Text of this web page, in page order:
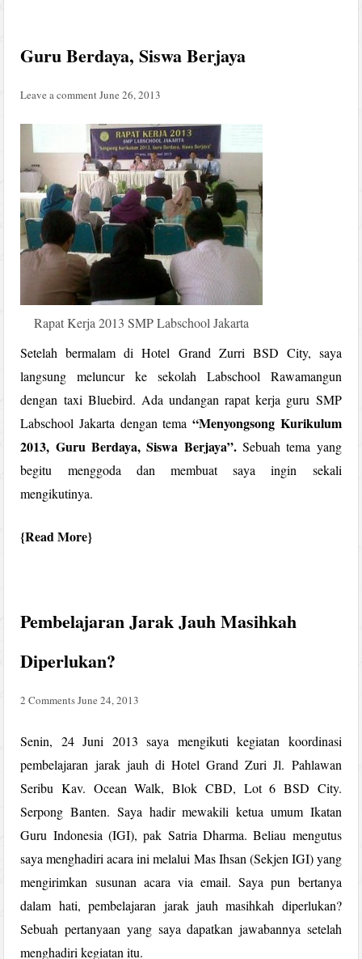
Guru Berdaya, Siswa Berjaya
Leave a comment June 26, 2013
Rapat Kerja 2013 SMP Labschool Jakarta
Setelah bermalam di Hotel Grand Zurri BSD City, saya
langsung meluncur ke sekolah Labschool Rawamangun
dengan taxi Bluebird. Ada undangan rapat kerja guru SMP
Labschool Jakarta dengan tema “Menyongsong Kurikulum
2013, Guru Berdaya, Siswa Berjaya”.Sebuah tema yang
begitu menggoda dan membuat saya ingin sekali
mengikutinya.
Read More
Pembelajaran Jarak Jauh Masihkah
Diperlukan?
2 CommentsJune 24, 2013
Senin, 24 Juni 2013 saya mengikuti kegiatan koordinasi
pembelajaran jarak jauh di Hotel Grand Zuri Jl. Pahlawan
Seribu Kav. Ocean Walk, Blok CBD, Lot 6 BSD City.
Serpong Banten. Saya hadir mewakili ketua umum Ikatan
Guru Indonesia (IGI), pak Satria Dharma. Beliau mengutus
saya menghadiri acara ini melalui Mas Ihsan (Sekjen IGI) yang
mengirimkan susunan acara via email. Saya pun bertanya
dalam hati, pembelajaran jarak jauh masihkah diperlukan?
Sebuah pertanyaan yang saya dapatkan jawabannya setelah
menghadiri kegiatan itu.